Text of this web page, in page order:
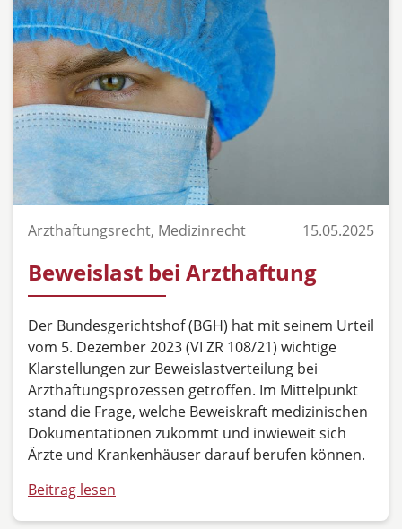
Arzthaftungsrecht, Medizinrecht 15.05.2025
Beweislast bei Arzthaftung
Der Bundesgerichtshof (BGH) hat mit seinem Urteil
vom 5. Dezember 2023 (VI ZR 108/21) wichtige
Klarstellungen zur Beweislastverteilung bei
Arzthaftungsprozessen getroffen. Im Mittelpunkt
stand die Frage, welche Beweiskraft medizinischen
Dokumentationen zukommt und inwieweit sich
Ärzte und Krankenhäuser darauf berufen können.
Beitrag lesen